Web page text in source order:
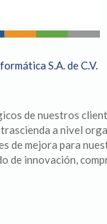
S.A. de C.V.
de nuestros
a nivel
de mejora para
de innovación,